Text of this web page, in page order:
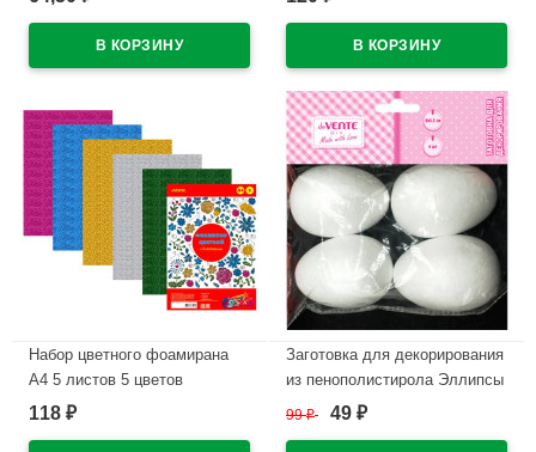
Набор цветного фоамирана
А4 5 листов 5 цветов
deVENTE толщина 2 мм с
118 ₽
Заготовка для декорирования
из пенополистирола Эллипсы
4шт 80*55мм deVENTE
99₽ 49 ₽